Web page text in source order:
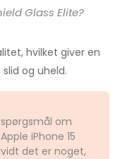
Glass Elite?
hvilket giver en
og uheld.
om
iPhone 15
det er noget,